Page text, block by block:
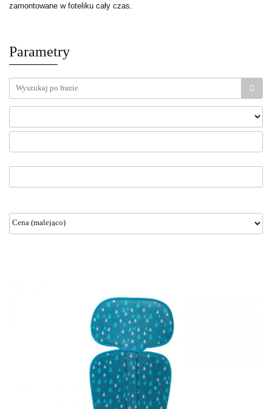
zamontowane w foteliku cały czas.
Parametry